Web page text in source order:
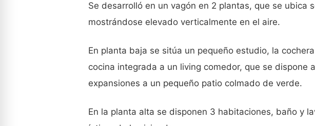
Se desarrolló en un vagón en 2 plantas, que se ubica
mostrándose elevado verticalmente en el aire.
En planta baja se sitúa un pequeño estudio, la
cocina integrada a un living comedor, que se dispone
expansiones a un pequeño patio colmado de verde.
En la planta alta se disponen 3 habitaciones, baño y